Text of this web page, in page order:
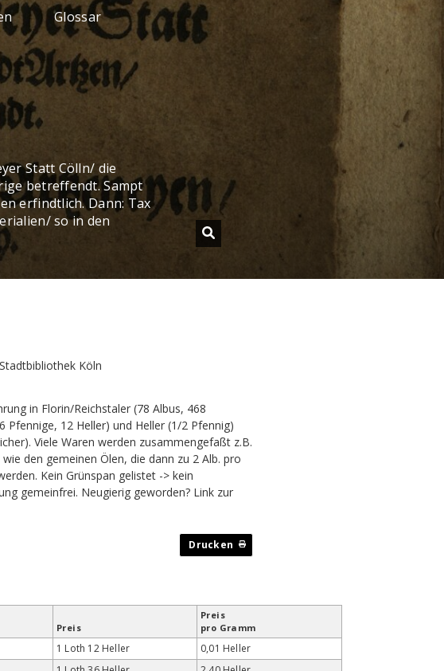
Glossar
Statt Cölln/ die
betreffendt. Sampt
erfindtlich. Dann: Tax
so in den
Köln
in Florin/Reichstaler (78 Albus, 468
Pfennige, 12 Heller) und Heller (1/2 Pfennig)
Viele Waren werden zusammengefaßt z.B.
den gemeinen Ölen, die dann zu 2 Alb. pro
Kein Grünspan gelistet -> kein
gemeinfrei. Neugierig geworden? Link zur
Preis
Preis
pro Gramm
1 Loth 12 Heller
0,01 Heller